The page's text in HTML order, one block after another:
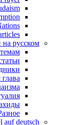
на русском
auf deutsch